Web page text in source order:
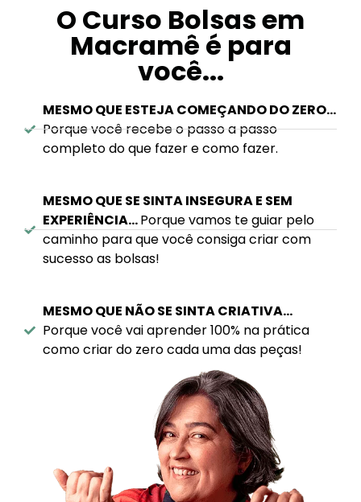
O Curso Bolsas em
Macramê é para
você...
MESMO QUE ESTEJA COMEÇANDO DO ZERO…
Porque você recebe o passo a passo
completo do que fazer e como fazer.
MESMO QUE SE SINTA INSEGURA E SEM
EXPERIÊNCIA…Porque vamos te guiar pelo
caminho para que você consiga criar com
sucesso as bolsas!
MESMO QUE NÃO SE SINTA CRIATIVA…
Porque você vai aprender 100% na prática
como criar do zero cada uma das peças!